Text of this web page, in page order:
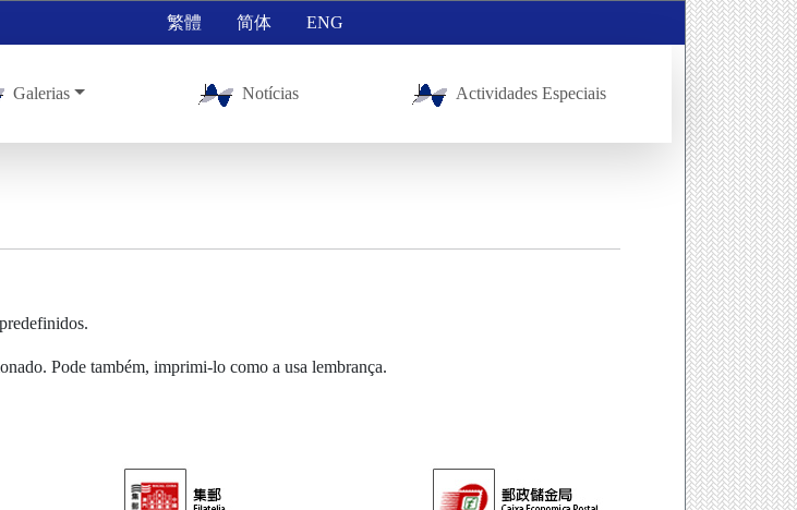
繁體 简体 ENG
Galerias Notícias Actividades Especiais
Pode também, imprimi-lo como a usa lembrança.